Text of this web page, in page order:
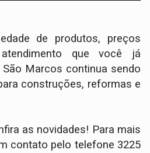
de produtos, preços
que você já
Marcos continua sendo
construções, reformas e
as novidades! Para mais
contato pelo telefone 3225